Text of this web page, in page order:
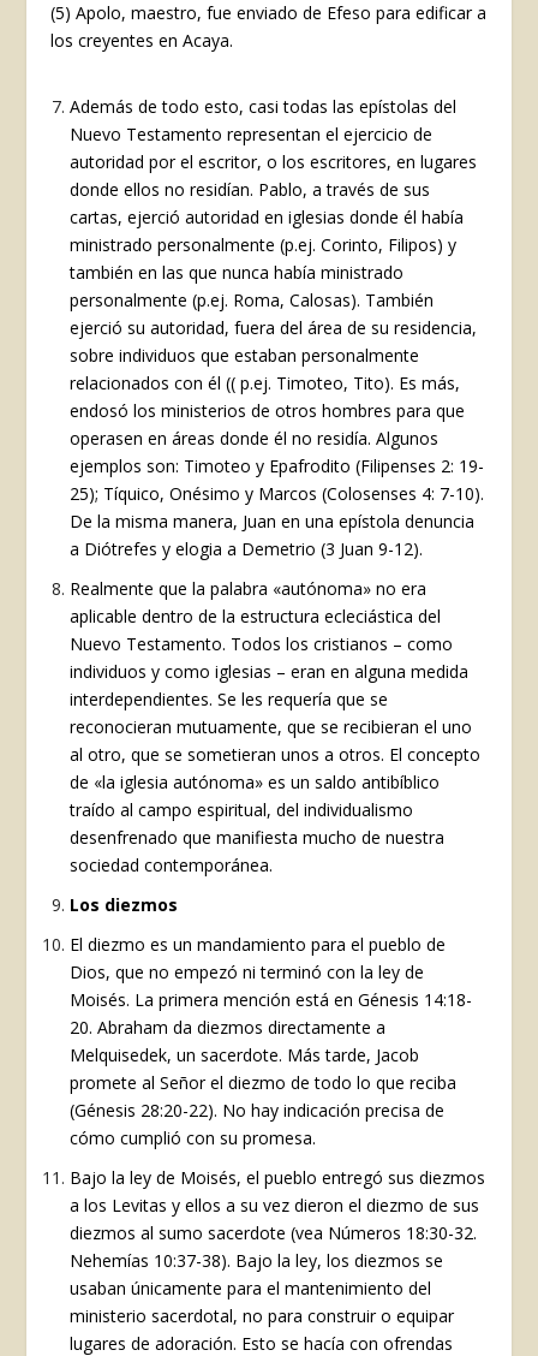
(5) Apolo, maestro, fue enviado de Efeso para edificar a
los creyentes en Acaya.
Además de todo esto, casi todas las epístolas del
Nuevo Testamento representan el ejercicio de
autoridad por el escritor, o los escritores, en lugares
donde ellos no residían. Pablo, a través de sus
cartas, ejerció autoridad en iglesias donde él había
ministrado personalmente (p.ej. Corinto, Filipos) y
también en las que nunca había ministrado
personalmente (p.ej. Roma, Calosas). También
ejerció su autoridad, fuera del área de su residencia,
sobre individuos que estaban personalmente
relacionados con él (( p.ej. Timoteo, Tito). Es más,
endosó los ministerios de otros hombres para que
operasen en áreas donde él no residía. Algunos
ejemplos son: Timoteo y Epafrodito (Filipenses 2: 19-
25); Tíquico, Onésimo y Marcos (Colosenses 4: 7-10).
De la misma manera, Juan en una epístola denuncia
a Diótrefes y elogia a Demetrio (3 Juan 9-12).
Realmente que la palabra «autónoma» no era
aplicable dentro de la estructura ecleciástica del
Nuevo Testamento. Todos los cristianos – como
individuos y como iglesias – eran en alguna medida
interdependientes. Se les requería que se
reconocieran mutuamente, que se recibieran el uno
al otro, que se sometieran unos a otros. El concepto
de «la iglesia autónoma» es un saldo antibíblico
traído al campo espiritual, del individualismo
desenfrenado que manifiesta mucho de nuestra
sociedad contemporánea.
Los diezmos
El diezmo es un mandamiento para el pueblo de
Dios, que no empezó ni terminó con la ley de
Moisés. La primera mención está en Génesis 14:18-
20. Abraham da diezmos directamente a
Melquisedek, un sacerdote. Más tarde, Jacob
promete al Señor el diezmo de todo lo que reciba
(Génesis 28:20-22). No hay indicación precisa de
cómo cumplió con su promesa.
Bajo la ley de Moisés, el pueblo entregó sus diezmos
a los Levitas y ellos a su vez dieron el diezmo de sus
diezmos al sumo sacerdote (vea Números 18:30-32.
Nehemías 10:37-38). Bajo la ley, los diezmos se
usaban únicamente para el mantenimiento del
ministerio sacerdotal, no para construir o equipar
lugares de adoración. Esto se hacía con ofrendas